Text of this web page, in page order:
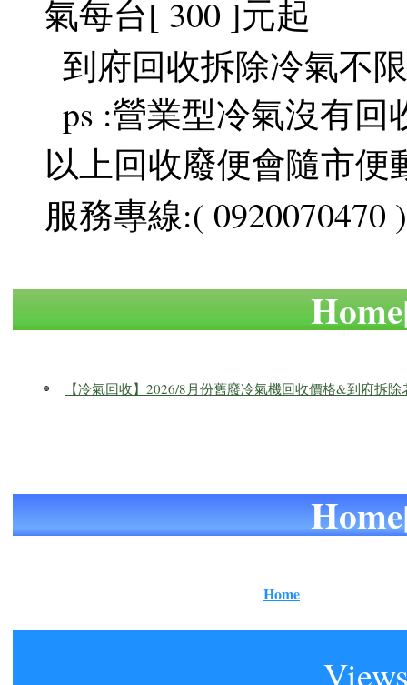
氣每台[ 300 ]元起
到府回收拆除冷氣不
ps :營業型冷氣沒有回
以上回收廢便會隨市便
服務專線:( 0920070470
【冷氣回收】2026/8月份舊廢冷氣機回收價格&到府拆
Home